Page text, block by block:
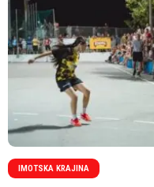
IMOTSKA KRAJINA